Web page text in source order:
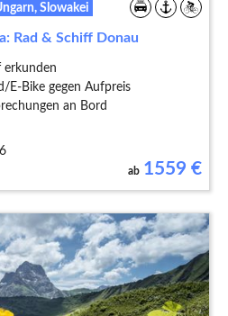
Slowakei
Rad & Schiff Donau
erkunden
E-Bike gegen Aufpreis
an Bord
ab 1559 €